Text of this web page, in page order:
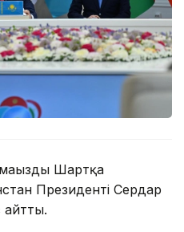
Шартқа
Президенті Сердар
айтты.